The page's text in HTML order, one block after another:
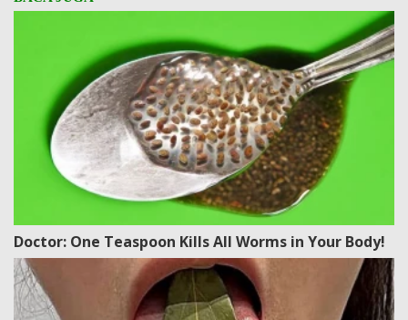
Doctor: One Teaspoon Kills All Worms in Your Body!